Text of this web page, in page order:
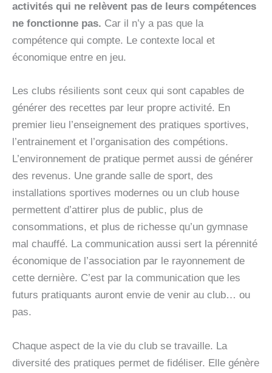
activités qui ne relèvent pas de leurs compétences
ne fonctionne pas. Car il n’y a pas que la
compétence qui compte. Le contexte local et
économique entre en jeu.
Les clubs résilients sont ceux qui sont capables de
générer des recettes par leur propre activité. En
premier lieu l’enseignement des pratiques sportives,
l’entrainement et l’organisation des compétions.
L’environnement de pratique permet aussi de générer
des revenus. Une grande salle de sport, des
installations sportives modernes ou un club house
permettent d’attirer plus de public, plus de
consommations, et plus de richesse qu’un gymnase
mal chauffé. La communication aussi sert la pérennité
économique de l’association par le rayonnement de
cette dernière. C’est par la communication que les
futurs pratiquants auront envie de venir au club… ou
pas.
Chaque aspect de la vie du club se travaille. La
diversité des pratiques permet de fidéliser. Elle génère